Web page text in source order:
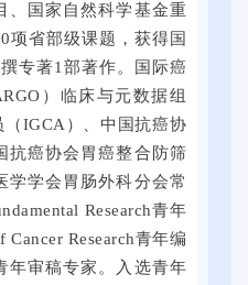
2
5
届
全
国
普
通
高
校
毕
、国家自然科学基金重
项省部级课题，获得国
专著1部著作。国际癌
）临床与元数据组
IGCA）、中国抗癌协
抗癌协会胃癌整合防筛
学学会胃肠外科分会常
Research青年
Cancer Research青年编
年审稿专家。入选青年